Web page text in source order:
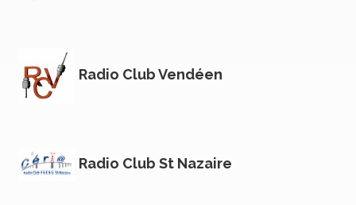
Radio Club Vendéen
Radio Club St Nazaire